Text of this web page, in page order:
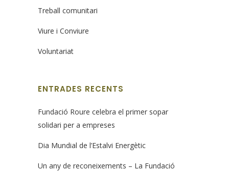
Treball comunitari
Viure i Conviure
Voluntariat
ENTRADES RECENTS
Fundació Roure celebra el primer sopar
solidari per a empreses
Dia Mundial de l’Estalvi Energètic
Un any de reconeixements – La Fundació